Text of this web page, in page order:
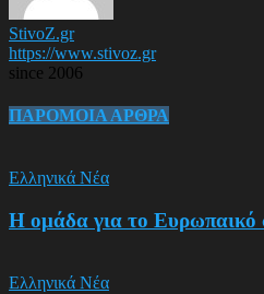
StivoZ.gr
https://www.stivoz.gr
since 2006
ΠΑΡΟΜΟΙΑ ΑΡΘΡΑ
Ελληνικά Νέα
Η ομάδα για το
Ελληνικά Νέα